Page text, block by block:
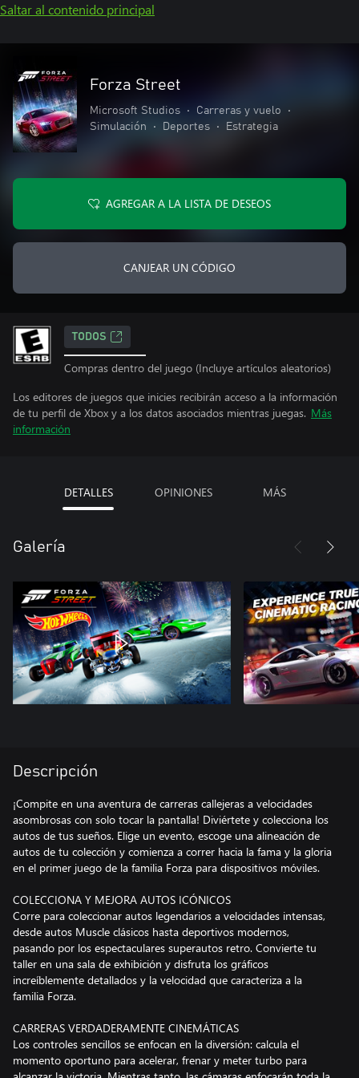
Saltar al contenido principal
Forza Street
Microsoft Studios • Carreras y vuelo
•
Simulación
• Deportes • Estrategia
AGREGAR A LA LISTA DE DESEOS
CANJEAR UN CÓDIGO
TODOS
Compras dentro del juego (Incluye artículos aleatorios)
Los editores de juegos que inicies recibirán acceso a la información
de tu perfil de Xbox y a los datos asociados mientras juegas. Más
información
DETALLES OPINIONES MÁS
Galería
Descripción
¡Compite en una aventura de carreras callejeras a velocidades
asombrosas con solo tocar la pantalla! Diviértete y colecciona los
autos de tus sueños. Elige un evento, escoge una alineación de
autos de tu colección y comienza a correr hacia la fama y la gloria
en el primer juego de la familia Forza para dispositivos móviles.
COLECCIONA Y MEJORA AUTOS ICÓNICOS
Corre para coleccionar autos legendarios a velocidades intensas,
desde autos Muscle clásicos hasta deportivos modernos,
pasando por los espectaculares superautos retro. Convierte tu
taller en una sala de exhibición y disfruta los gráficos
increíblemente detallados y la velocidad que caracteriza a la
familia Forza.
CARRERAS VERDADERAMENTE CINEMÁTICAS
Los controles sencillos se enfocan en la diversión: calcula el
momento oportuno para acelerar, frenar y meter turbo para